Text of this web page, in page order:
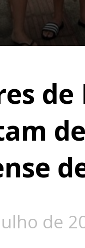
de